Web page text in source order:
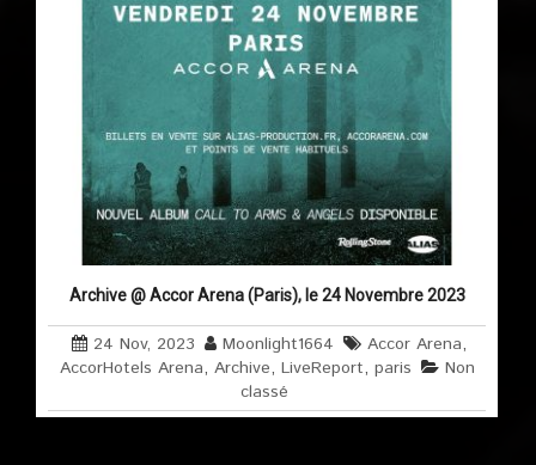
Archive @ Accor Arena (Paris), le 24 Novembre 2023
24 Nov, 2023 Moonlight1664 Accor Arena,
AccorHotels Arena, Archive, LiveReport, paris
Non
classé